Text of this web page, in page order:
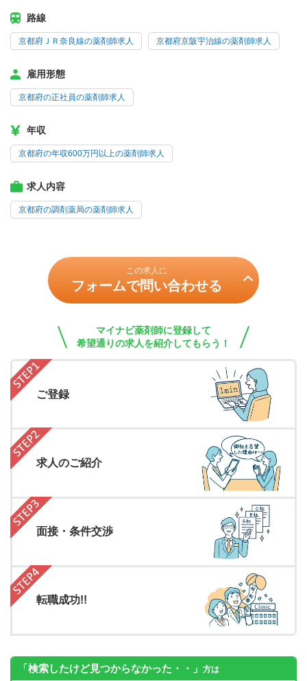
路線
京都府ＪＲ奈良線の薬剤師求人 京都府京阪宇治線の薬剤師求人
雇用形態
京都府の正社員の薬剤師求人
年収
京都府の年収600万円以上の薬剤師求人
求人内容
京都府の調剤薬局の薬剤師求人
この求人に
フォームで問い合わせる
マイナビ薬剤師に登録して
希望通りの求人を紹介してもらう！
ご登録
求人のご紹介
面接・条件交渉
転職成功!!
「検索したけど見つからなかった・・」 方は